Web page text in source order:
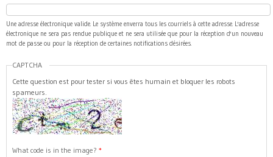
Une adresse électronique valide. Le système enverra tous les courriels à cette adresse. L'adresse
électronique ne sera pas rendue publique et ne sera utilisée que pour la réception d'un nouveau
mot de passe ou pour la réception de certaines notifications désirées.
CAPTCHA
Cette question est pour tester si vous êtes humain et bloquer les robots
spameurs.
What code is in the image? *